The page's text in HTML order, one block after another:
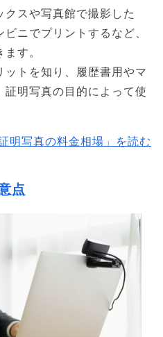
スや写真館で撮影した
ニでプリントするなど、
す。
ットを知り、履歴書用やマ
証明写真の目的によって使
明写真の料金相場」を読む
点